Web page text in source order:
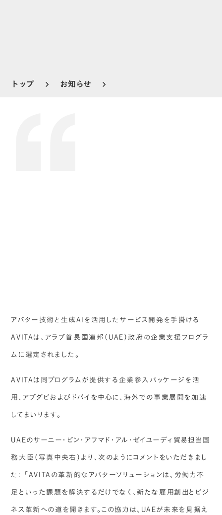
トップ keyboard_arrow_right お知らせ keyboard_arrow_right
アバター技術と生成AIを活用したサービス開発を手掛ける
AVITAは、アラブ首長国連邦（UAE）政府の企業支援プログラ
ムに選定されました。
AVITAは同プログラムが提供する企業参入パッケージを活
用、アブダビおよびドバイを中心に、海外での事業展開を加速
してまいります。
UAEのサーニー・ビン・アフマド・アル・ゼイユーディ貿易担当国
務大臣（写真中央右）より、次のようにコメントをいただきまし
た: 「AVITAの革新的なアバターソリューションは、労働力不
足といった課題を解決するだけでなく、新たな雇用創出とビジ
ネス革新への道を開きます。この協力は、UAEが未来を見据え